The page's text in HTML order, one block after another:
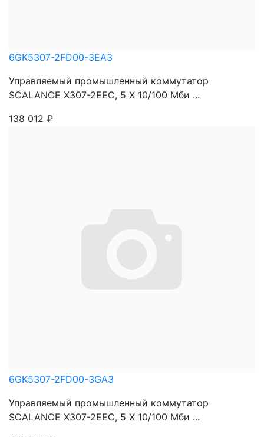
6GK5307-2FD00-3EA3
Управляемый промышленный коммутатор
SCALANCE X307-2EEC, 5 X 10/100 Mби ...
138 012 ₽
6GK5307-2FD00-3GA3
Управляемый промышленный коммутатор
SCALANCE X307-2EEC, 5 X 10/100 Mби ...